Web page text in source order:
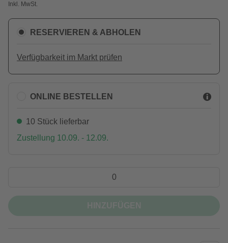
Inkl. MwSt.
RESERVIEREN & ABHOLEN
Verfügbarkeit im Markt prüfen
ONLINE BESTELLEN
10 Stück lieferbar
Zustellung 10.09. - 12.09.